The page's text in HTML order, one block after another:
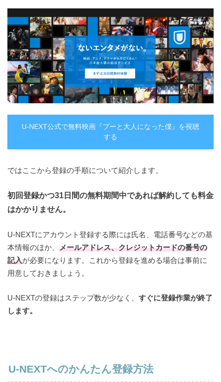
U-NEXT公式で無料映画『プーと大人になった僕』を視聴
する
ではここから登録の手順について紹介します。
初回登録かつ31日間の無料期間中であれば解約しても料金
はかかりません。
U-NEXTにアカウント登録する際には氏名、電話番号などの基
本情報のほか、 メールアドレス、クレジットカードの番号の
記入が必要になります。これから登録を進める場合は事前に
用意しておきましょう。
U-NEXTの登録はステップ数が少なく、 すぐに登録作業が終了
します。
U-NEXTへのかんたん登録方法